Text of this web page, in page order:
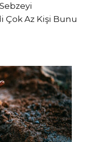
Çok Az Kişi Bunu